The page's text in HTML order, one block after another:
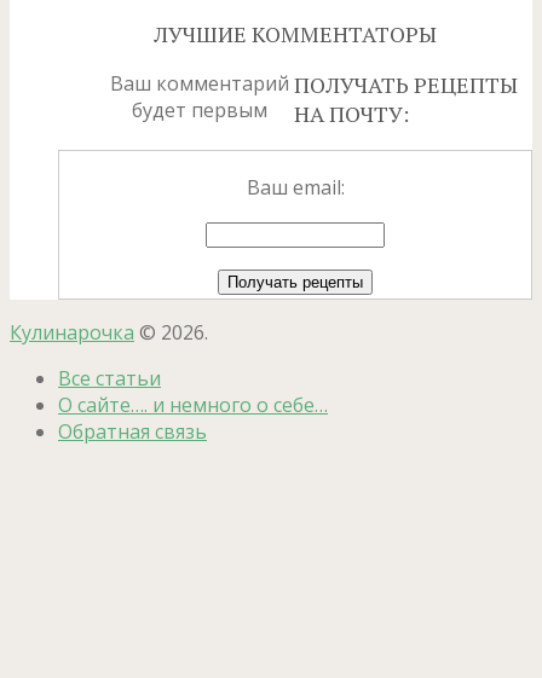
ЛУЧШИЕ КОММЕНТАТОРЫ
Ваш комментарий
будет первым
ПОЛУЧАТЬ РЕЦЕПТЫ
НА ПОЧТУ:
Ваш email:
Кулинарочка © 2026.
Все статьи
О сайте…. и немного о себе…
Обратная связь